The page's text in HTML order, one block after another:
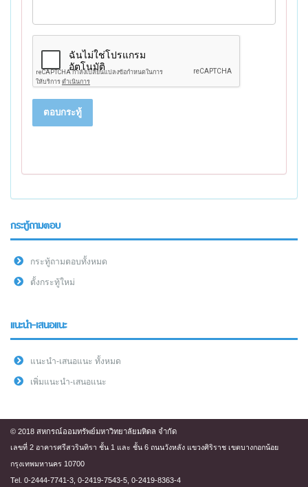
ตอบกระทู้
กระทู้ถามตอบ
กระทู้ถามตอบทั้งหมด
ตั้งกระทู้ใหม่
แนะนำ-เสนอแนะ
แนะนำ-เสนอแนะ ทั้งหมด
เพิ่มแนะนำ-เสนอแนะ
© 2018 สหกรณ์ออมทรัพย์มหาวิทยาลัยมหิดล จำกัด
เลขที่ 2 อาคารศรีสวรินทิรา ชั้น 1 และ ชั้น 6 ถนนวังหลัง แขวงศิริราช เขตบางกอกน้อย
กรุงเทพมหานคร 10700
Tel. 0-2444-7741-3, 0-2419-7543-5, 0-2419-8363-4